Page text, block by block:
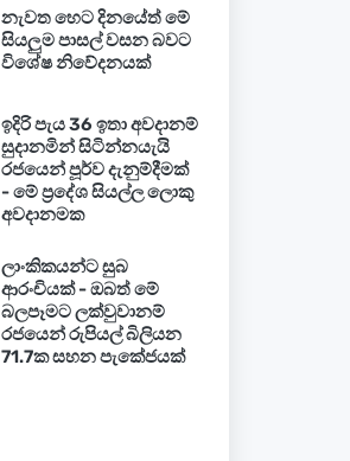
නැවත හෙට දිනයේත් මේ
සියලුම පාසල් වසන බවට
විශේෂ නිවේදනයක්
ඉදිරි පැය 36 ඉතා අවදානම්
සුදානමින් සිටින්නයැයි
රජයෙන් පූර්ව දැනුම්දීමක්
- මේ ප්‍රදේශ සියල්ල ලොකු
අවදානමක
ලාංකිකයන්ට සුබ
ආරංචියක් - ඔබත් මේ
බලපෑමට ලක්වුවානම්
රජයෙන් රුපියල් බිලියන
71.7ක සහන පැකේජයක්